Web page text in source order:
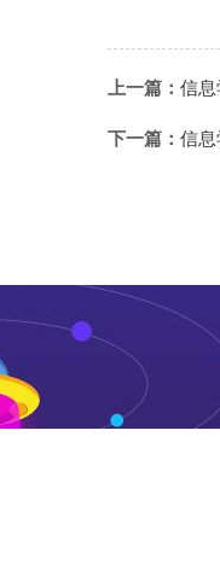
上一篇： 信
下一篇： 信